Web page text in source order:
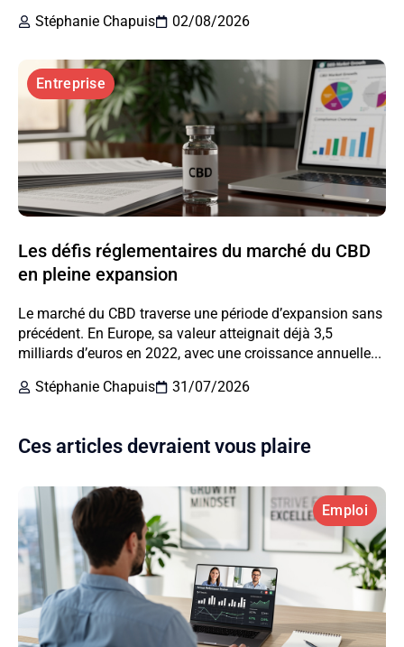
Stéphanie Chapuis
02/08/2026
Entreprise
Les défis réglementaires du marché du CBD
en pleine expansion
Le marché du CBD traverse une période d’expansion sans
précédent. En Europe, sa valeur atteignait déjà 3,5
milliards d’euros en 2022, avec une croissance annuelle...
Stéphanie Chapuis
31/07/2026
Ces articles devraient vous plaire
Emploi